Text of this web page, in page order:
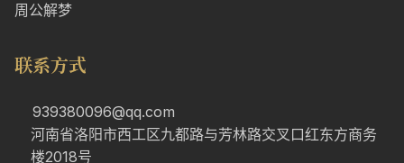
周公解梦
联系方式
939380096@qq.com
河南省洛阳市西工区九都路与芳林路交叉口红东方商务
楼2018号